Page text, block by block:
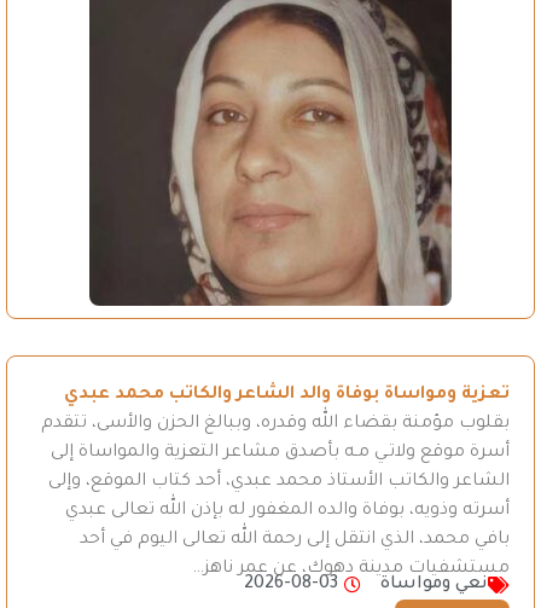
تعزية ومواساة بوفاة والد الشاعر والكاتب محمد عبدي
بقلوب مؤمنة بقضاء الله وقدره، وببالغ الحزن والأسى، تتقدم
أسرة موقع ولاتـي مـه بأصدق مشاعر التعزية والمواساة إلى
الشاعر والكاتب الأستاذ محمد عبدي، أحد كتاب الموقع، وإلى
أسرته وذويه، بوفاة والده المغفور له بإذن الله تعالى عبدي
بافي محمد، الذي انتقل إلى رحمة الله تعالى اليوم في أحد
مستشفيات مدينة دهوك، عن عمر ناهز…
نعي ومواساة
2026-08-03